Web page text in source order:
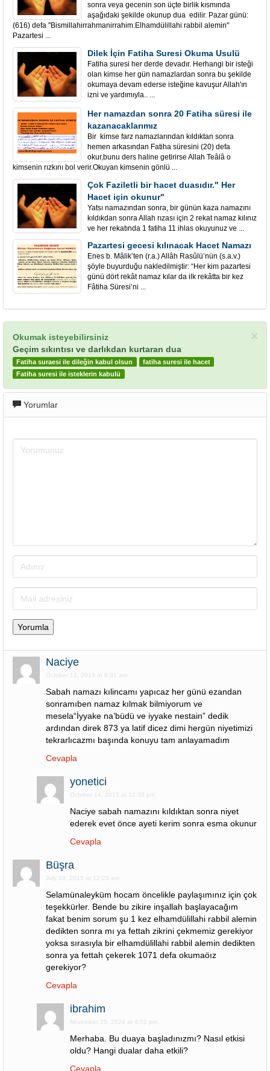
sonra veya gecenin son üçte birlik kısmında
aşağıdaki şekilde okunup dua edilir. Pazar günü:
(616) defa "Bismillahirrahmanirrahim.Elhamdülillahi rabbil alemin"
Pazartesi ...
Dilek İçin Fatiha Suresi Okuma Usulü
Fatiha suresi her derde devadır. Herhangi bir isteği
olan kimse her gün namazlardan sonra bu şekilde
okumaya devam ederse isteğine kavuşur Allah'ın
izni ve yardımıyla.. ...
Her namazdan sonra 20 Fatiha süresi ile
kazanacaklarımız
Bir kimse farz namazlarından kıldıktan sonra
hemen arkasından Fatiha süresini (20) defa
okur,bunu ders haline getirirse Allah Teâlâ o
kimsenin rızkını bol verir.Okuyan kimsenin gönlü ...
Çok Faziletli bir hacet duasıdır." Her
Hacet için okunur"
Yatsı namazından sonra, bir günün kaza namazını
kıldıkdan sonra Allah rızası için 2 rekat namaz kılınız
ve her rekatında 1 fatiha 11 ihlas okuyunuz ve ...
Pazartesi gecesi kılınacak Hacet Namazı
Enes b. Mâlik’ten (r.a.) Allâh Rasûlü’nün (s.a.v.)
şöyle buyurduğu nakledilmiştir: “Her kim pazartesi
günü dört rekât namaz kılar da ilk rekâtta bir kez
Fâtiha Süresi’ni ...
×
Okumak isteyebilirsiniz
Geçim sıkıntısı ve darlıkdan kurtaran dua
Fatiha suraesi ile dileğin kabul olsun
fatiha suresi ile hacet
Fatiha suresi ile isteklerin kabulü
Yorumlar
Naciye
October 12, 2015 at 8:31 am
Sabah namazı kılincamı yapıcaz her günü ezandan
sonramıben namaz kılmak bilmiyorum ve
mesela“İyyake na’büdü ve iyyake nestain” dedik
ardından direk 873 ya latif dicez dimi hergün niyetimizi
tekrarlıcazmı başında konuyu tam anlayamadım
Cevapla
yonetici
October 14, 2015 at 12:33 pm
Naciye sabah namazını kıldıktan sonra niyet
ederek evet önce ayeti kerim sonra esma okunur
Cevapla
Büşra
July 19, 2015 at 12:23 am
Selamünaleyküm hocam öncelikle paylaşımınız için çok
teşekkürler. Bende bu zikire inşallah başlayacağım
fakat benim sorum şu 1 kez elhamdülillahi rabbil alemin
dedikten sonra mı ya fettah zikrini çekmemiz gerekiyor
yoksa sırasıyla bir elhamdülillahi rabbil alemin dedikten
sonra ya fettah çekerek 1071 defa okumaöız
gerekiyor?
Cevapla
ibrahim
November 25, 2024 at 4:51 pm
Merhaba. Bu duaya başladınızmı? Nasıl etkisi
oldu? Hangi dualar daha etkili?
Cevapla